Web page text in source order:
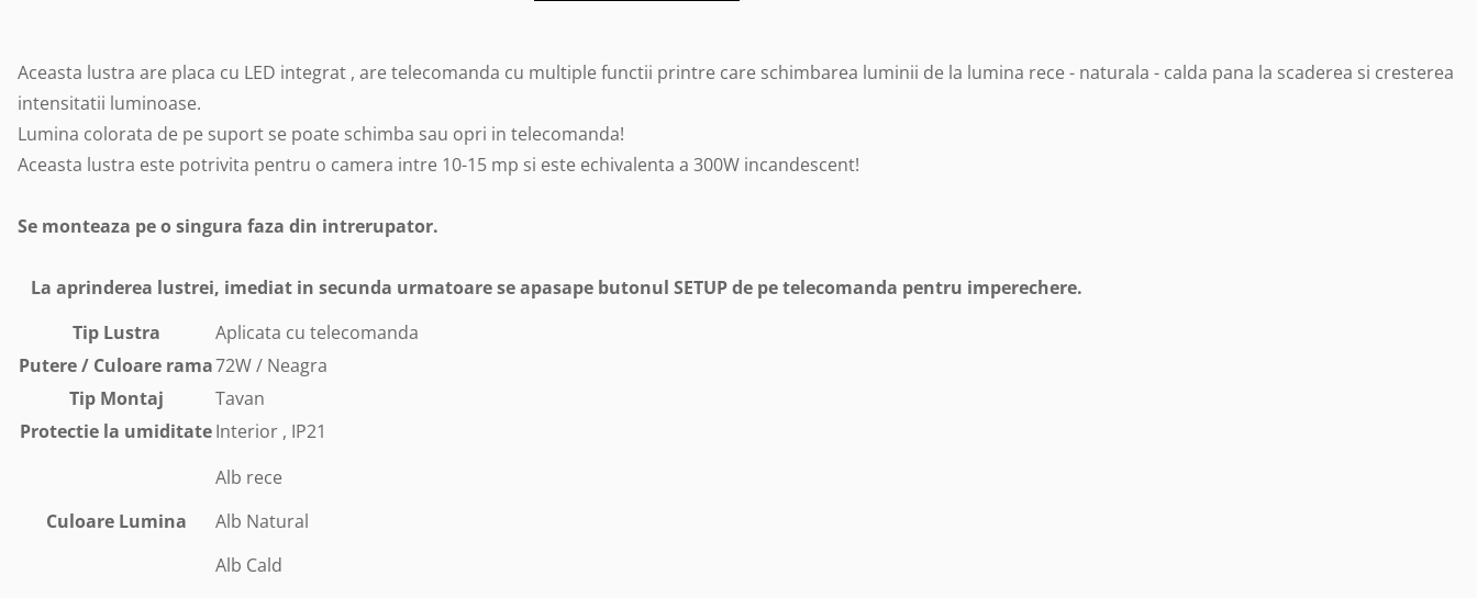
Aceasta lustra are placa cu LED integrat , are telecomanda cu multiple functii printre care schimbarea luminii de la lumina rece - naturala - calda pana la scaderea si cresterea
intensitatii luminoase.
Lumina colorata de pe suport se poate schimba sau opri in telecomanda!
Aceasta lustra este potrivita pentru o camera intre 10-15 mp si este echivalenta a 300W incandescent!
Se monteaza pe o singura faza din intrerupator.
La aprinderea lustrei, imediat in secunda urmatoare se apasape butonul SETUP de pe telecomanda pentru imperechere.
Tip Lustra
Aplicata cu telecomanda
Putere / Culoare rama72W / Neagra
Tip Montaj
Tavan
Protectie la umiditateInterior , IP21
Culoare Lumina
Alb rece
Alb Natural
Alb Cald